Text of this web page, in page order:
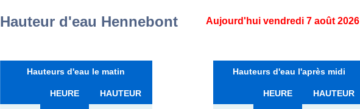
Hauteur d'eau Hennebont Aujourd'hui vendredi 7 août 2026
Hauteurs d'eau le matin
HEURE HAUTEUR
Hauteurs d'eau l'après midi
HEURE HAUTEUR